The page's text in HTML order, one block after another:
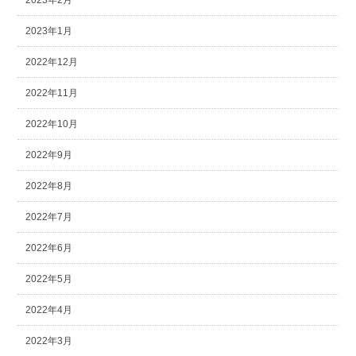
2023年1月
2022年12月
2022年11月
2022年10月
2022年9月
2022年8月
2022年7月
2022年6月
2022年5月
2022年4月
2022年3月